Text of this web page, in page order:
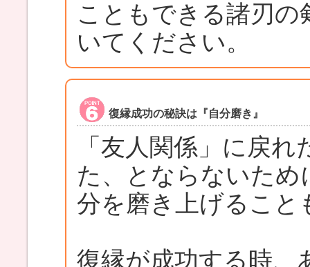
こともできる諸刃
いてください。
復縁成功の秘訣は『自分磨き』
「友人関係」に戻
た、とならないた
分を磨き上げること
復縁が成功する時、